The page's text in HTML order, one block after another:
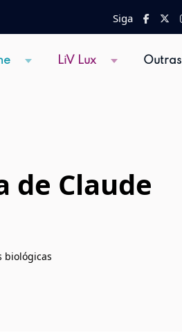
Siga
LiV Lux Outras
de Claude
biológicas